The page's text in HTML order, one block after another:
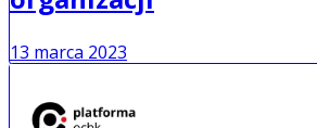
13 marca 2023